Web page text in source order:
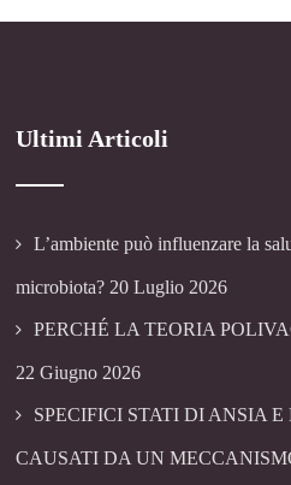
Ultimi Articoli
L’ambiente può influenzare la
microbiota? 20 Luglio 2026
PERCHÉ LA TEORIA
22 Giugno 2026
SPECIFICI STATI DI ANSIA E
CAUSATI DA UN